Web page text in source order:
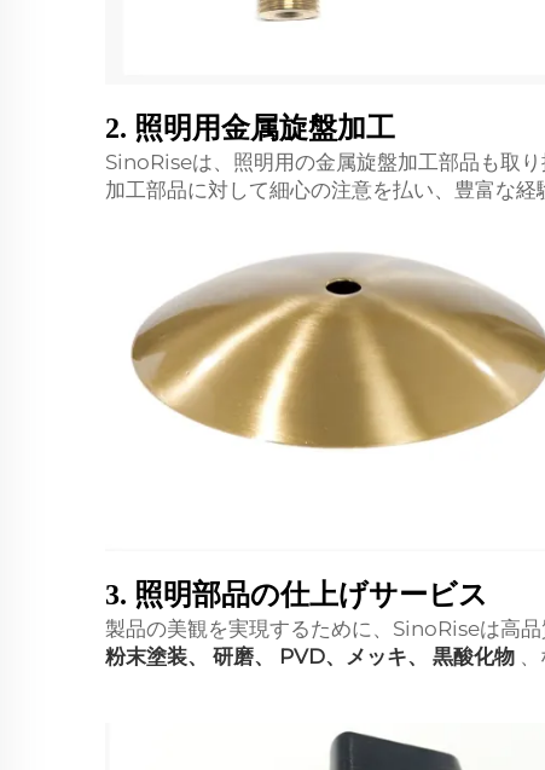
2. 照明用金属旋盤加工
SinoRiseは、照明用の金属旋盤加工部品も取
加工部品に対して細心の注意を払い、豊富な
3. 照明部品の仕上げサービス
製品の美観を実現するために、SinoRiseは高
粉末塗装、 研磨、 PVD、メッキ、 黒酸化物 、